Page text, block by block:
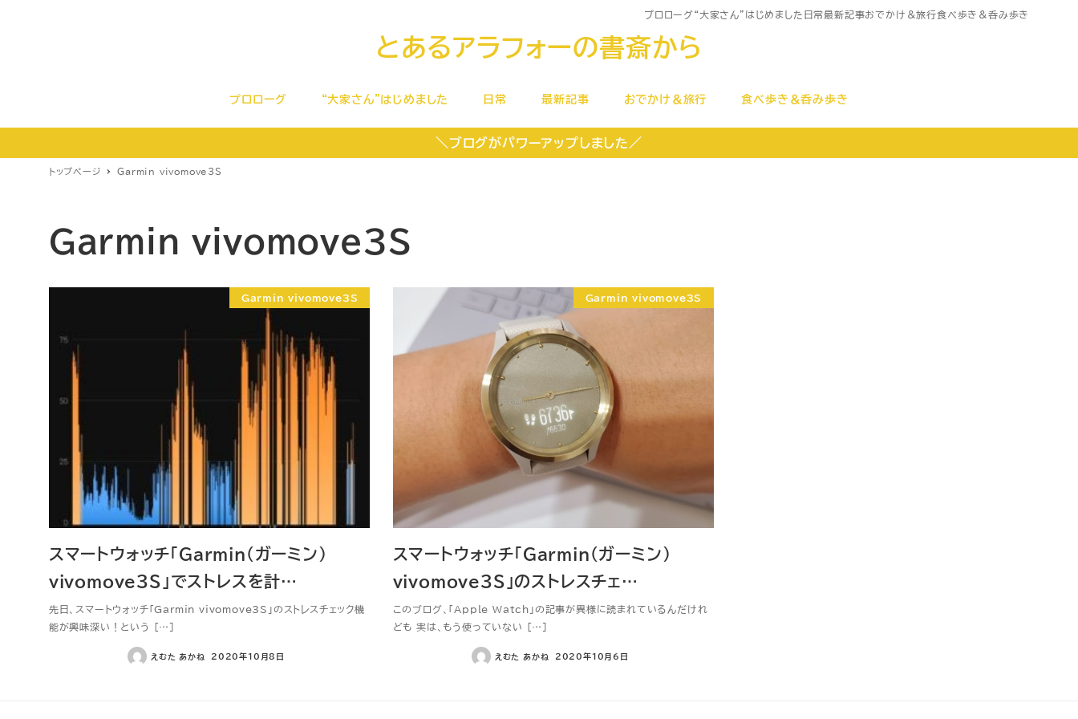
プロローグ“大家さん”はじめました 日常最新記事おでかけ＆旅行食べ歩き＆呑み歩き
とあるアラフォーの書斎から
プロローグ “大家さん”はじめました 日常 最新記事 おでかけ＆旅行 食べ歩き＆呑み歩き
＼ブログがパワーアップしました／
トップページ Garmin vivomove3S
Garmin vivomove3S
Garmin vivomove3S
スマートウォッチ「Garmin（ガーミン）
vivomove3S」でストレスを計…
先日、スマートウォッチ「Garmin vivomove3S」のストレスチェック機
能が興味深い！という […]
えむた あかね 2020年10月8日
Garmin vivomove3S
スマートウォッチ「Garmin（ガーミン）
vivomove3S」のストレスチェ…
このブログ、「Apple Watch」の記事が異様に読まれているんだけれ
ども 実は、もう使っていない […]
えむた あかね 2020年10月6日